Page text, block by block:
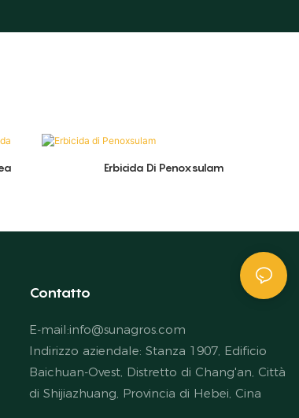
Erbicida Di Penoxsulam
Contatto
E-mail:info@sunagros.com
Indirizzo aziendale: Stanza 1907, Edificio
Baichuan-Ovest, Distretto di Chang'an, Città
di Shijiazhuang, Provincia di Hebei, Cina